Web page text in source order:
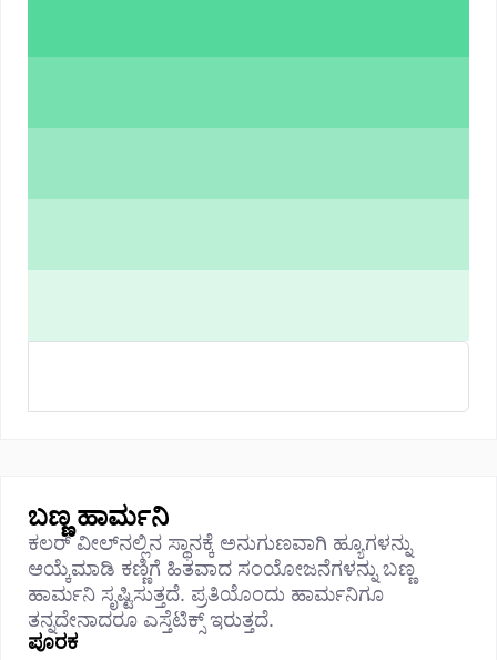
ಬಣ್ಣ ಹಾರ್ಮನಿ
ಕಲರ್ ವೀಲ್‌ನಲ್ಲಿನ ಸ್ಥಾನಕ್ಕೆ ಅನುಗುಣವಾಗಿ ಹ್ಯೂಗಳನ್ನು
ಆಯ್ಕೆಮಾಡಿ ಕಣ್ಣಿಗೆ ಹಿತವಾದ ಸಂಯೋಜನೆಗಳನ್ನು ಬಣ್ಣ
ಹಾರ್ಮನಿ ಸೃಷ್ಟಿಸುತ್ತದೆ. ಪ್ರತಿಯೊಂದು ಹಾರ್ಮನಿಗೂ
ತನ್ನದೇನಾದರೂ ಎಸ್ತೆಟಿಕ್ಸ್ ಇರುತ್ತದೆ.
ಪೂರಕ